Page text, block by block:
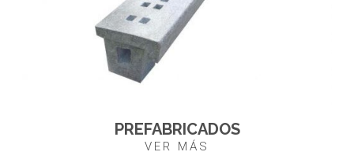
PREFABRICADOS
VER MÁS